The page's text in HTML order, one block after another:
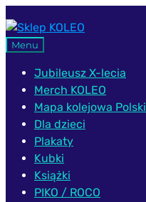
Przejdź
do
Przejdź
do
Menu
Jubileusz X-lecia
Merch KOLEO
Mapa kolejowa Polski
Dla dzieci
Plakaty
Kubki
Książki
PIKO / ROCO